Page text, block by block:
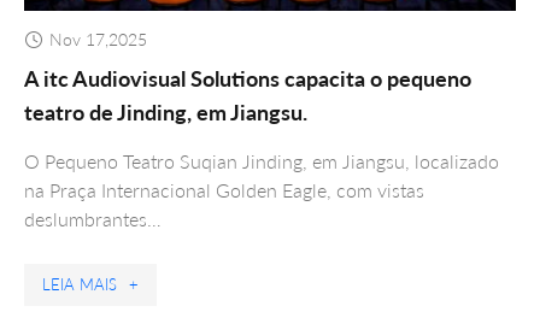
Nov 17,2025
A itc Audiovisual Solutions capacita o pequeno
teatro de Jinding, em Jiangsu.
O Pequeno Teatro Suqian Jinding, em Jiangsu, localizado
na Praça Internacional Golden Eagle, com vistas
deslumbrantes…
LEIA MAIS +